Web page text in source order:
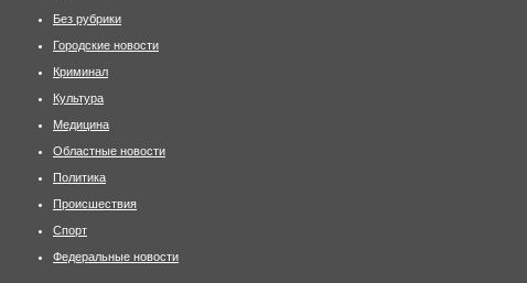
Без рубрики
Городские новости
Криминал
Культура
Медицина
Областные новости
Политика
Происшествия
Спорт
Федеральные новости